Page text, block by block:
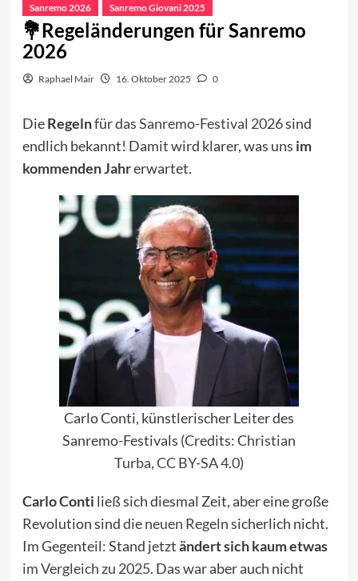
Sanremo 2026 Sanremo Giovani 2025
Regeländerungen für Sanremo
2026
Raphael Mair 16. Oktober 2025 0
DieRegelnfür dasSanremo-Festival 2026sind
endlich bekannt! Damit wird klarer, was uns im
kommenden Jahrerwartet.
Carlo Conti, künstlerischer Leiter des
Sanremo-Festivals (Credits:Christian
Turba,CC BY-SA 4.0)
Carlo Conti ließ sich diesmal Zeit, aber eine große
Revolution sinddie neuen Regelnsicherlich nicht.
Im Gegenteil: Stand jetztändert sich kaum etwas
im Vergleich zu 2025. Das war aber auch nicht